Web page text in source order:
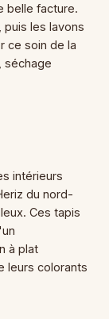
belle facture.
les lavons
ce soin de la
séchage
intérieurs
du nord-
Ces tapis
à plat
leurs colorants